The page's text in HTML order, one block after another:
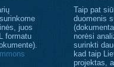
juos
formatu
Taip pat
duomenis
norėsi
surinkti
kad taip
projektas,